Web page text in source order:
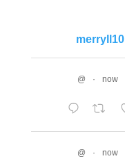
merryll10
@ · now
@ · now